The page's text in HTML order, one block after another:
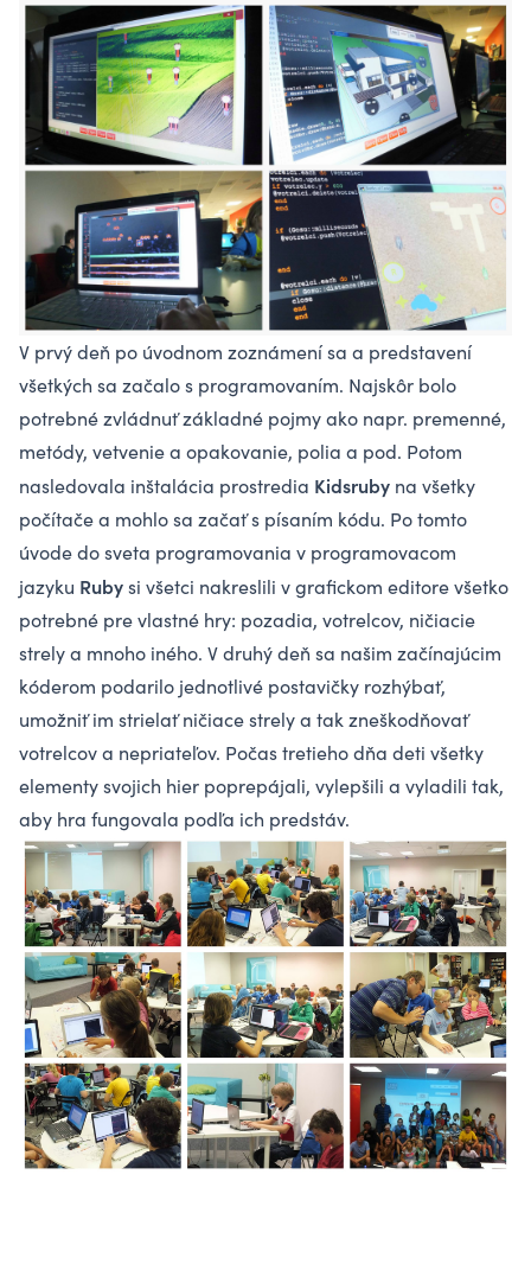
V prvý deň po úvodnom zoznámení sa a predstavení
všetkých sa začalo s programovaním. Najskôr bolo
potrebné zvládnuť základné pojmy ako napr. premenné,
metódy, vetvenie a opakovanie, polia a pod. Potom
nasledovala inštalácia prostredia Kidsruby na všetky
počítače a mohlo sa začať s písaním kódu. Po tomto
úvode do sveta programovania v programovacom
jazyku Rubysi všetci nakreslili v grafickom editore všetko
potrebné pre vlastné hry: pozadia, votrelcov, ničiacie
strely a mnoho iného. V druhý deň sa našim začínajúcim
kóderom podarilo jednotlivé postavičky rozhýbať,
umožniť im strielať ničiace strely a tak zneškodňovať
votrelcov a nepriateľov. Počas tretieho dňa deti všetky
elementy svojich hier poprepájali, vylepšili a vyladili tak,
aby hra fungovala podľa ich predstáv.